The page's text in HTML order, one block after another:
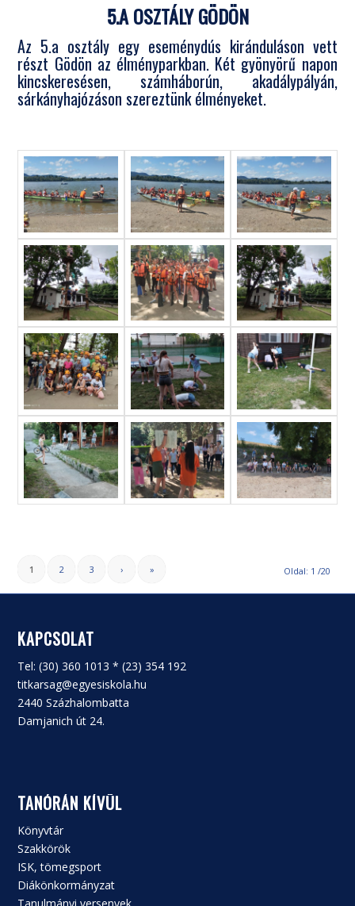
5.A OSZTÁLY GÖDÖN
Az 5.a osztály egy eseménydús kiránduláson vett
részt Gödön az élményparkban. Két gyönyörű napon
kincskeresésen, számháborún, akadálypályán,
sárkányhajózáson szereztünk élményeket.
Oldal: 1 /20
1 2 3 › »
KAPCSOLAT
Tel: (30) 360 1013 * (23) 354 192
titkarsag@egyesiskola.hu
2440 Százhalombatta
Damjanich út 24.
TANÓRÁN KÍVÜL
Könyvtár
Szakkörök
ISK, tömegsport
Diákönkormányzat